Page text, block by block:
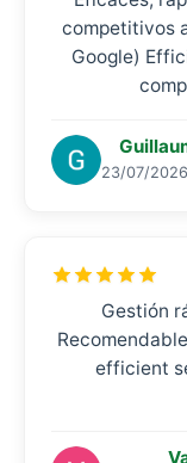
competitivos
Google)
23/07/
Gestión
efficient